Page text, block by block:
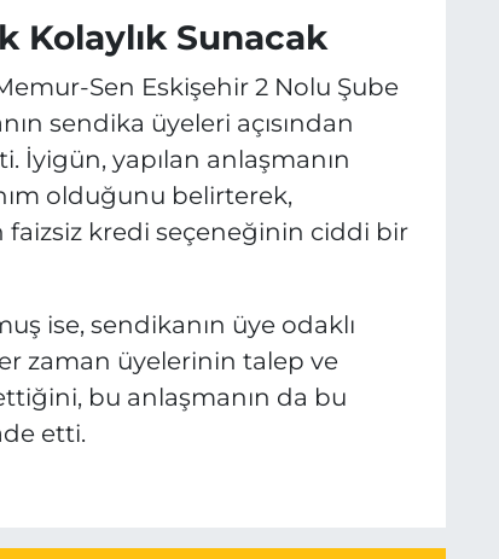
Kolaylık Sunacak
Sen Eskişehir 2 Nolu Şube
sendika üyeleri açısından
İyigün, yapılan anlaşmanın
olduğunu belirterek,
kredi seçeneğinin ciddi bir
ise, sendikanın üye odaklı
zaman üyelerinin talep ve
bu anlaşmanın da bu
etti.